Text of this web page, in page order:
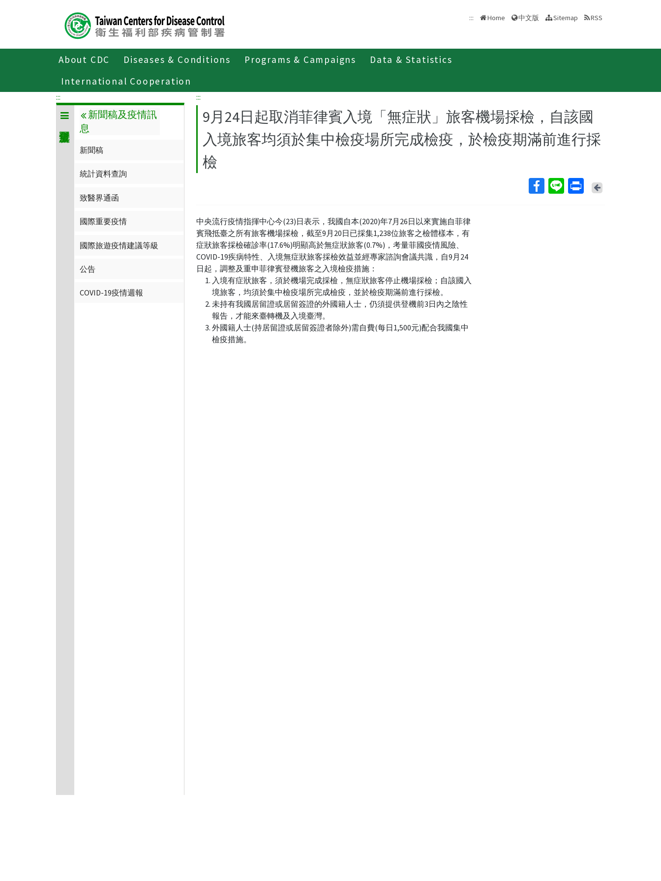
::: Home 中文版 Sitemap RSS
About CDC Diseases & Conditions Programs & Campaigns
Data & Statistics
International Cooperation
傳染病與防疫專題
:::
新聞稿及疫情訊
息
新聞稿
統計資料查詢
致醫界通函
國際重要疫情
國際旅遊疫情建議等級
公告
COVID-19疫情週報
:::
9月24日起取消菲律賓入境「無症狀」旅客機場採檢，自該國
入境旅客均須於集中檢疫場所完成檢疫，於檢疫期滿前進行採
檢
Back
中央流行疫情指揮中心今(23)日表示，我國自本(2020)年7月26日以來實施自菲律
賓飛抵臺之所有旅客機場採檢，截至9月20日已採集1,238位旅客之檢體樣本，有
症狀旅客採檢確診率(17.6%)明顯高於無症狀旅客(0.7%)，考量菲國疫情風險、
COVID-19疾病特性、入境無症狀旅客採檢效益並經專家諮詢會議共識，自9月24
日起，調整及重申菲律賓登機旅客之入境檢疫措施：
入境有症狀旅客，須於機場完成採檢，無症狀旅客停止機場採檢；自該國入
境旅客，均須於集中檢疫場所完成檢疫，並於檢疫期滿前進行採檢。
未持有我國居留證或居留簽證的外國籍人士，仍須提供登機前3日內之陰性
報告，才能來臺轉機及入境臺灣。
外國籍人士(持居留證或居留簽證者除外)需自費(每日1,500元)配合我國集中
檢疫措施。